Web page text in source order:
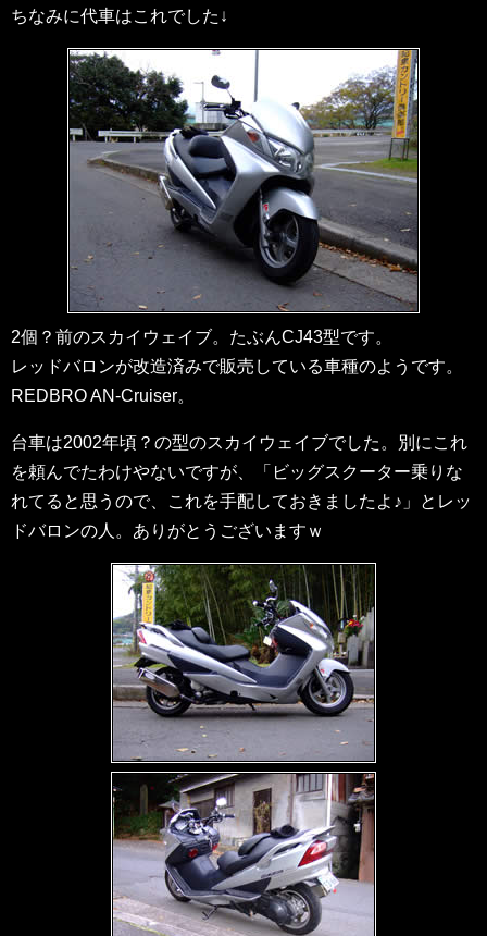
ちなみに代車はこれでした↓
2個？前のスカイウェイブ。たぶんCJ43型です。
レッドバロンが改造済みで販売している車種のようです。
REDBRO AN-Cruiser。
台車は2002年頃？の型のスカイウェイブでした。別にこれ
を頼んでたわけやないですが、「ビッグスクーター乗りな
れてると思うので、これを手配しておきましたよ♪」とレッ
ドバロンの人。ありがとうございますｗ